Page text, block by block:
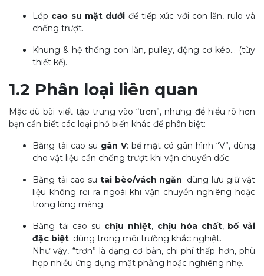
Lớp cao su mặt dưới để tiếp xúc với con lăn, rulo và
chống trượt.
Khung & hệ thống con lăn, pulley, động cơ kéo… (tùy
thiết kế).
1.2 Phân loại liên quan
Mặc dù bài viết tập trung vào “trơn”, nhưng để hiểu rõ hơn
bạn cần biết các loại phổ biến khác để phân biệt:
Băng tải cao su gân V: bề mặt có gân hình “V”, dùng
cho vật liệu cần chống trượt khi vận chuyển dốc.
Băng tải cao su tai bèo/vách ngăn: dùng lưu giữ vật
liệu không rơi ra ngoài khi vận chuyển nghiêng hoặc
trong lòng máng.
Băng tải cao su chịu nhiệt, chịu hóa chất, bố vải
đặc biệt: dùng trong môi trường khắc nghiệt.
Như vậy, “trơn” là dạng cơ bản, chi phí thấp hơn, phù
hợp nhiều ứng dụng mặt phẳng hoặc nghiêng nhẹ.